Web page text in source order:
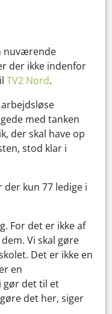
nuværende
der ikke indenfor
TV2 Nord.
med tanken
der skal have op
stod klar i
kun 77 ledige i
For det er ikke af
Vi skal gøre
Det er ikke en
en
gør det til et
det her, siger